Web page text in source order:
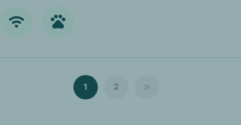
1 2